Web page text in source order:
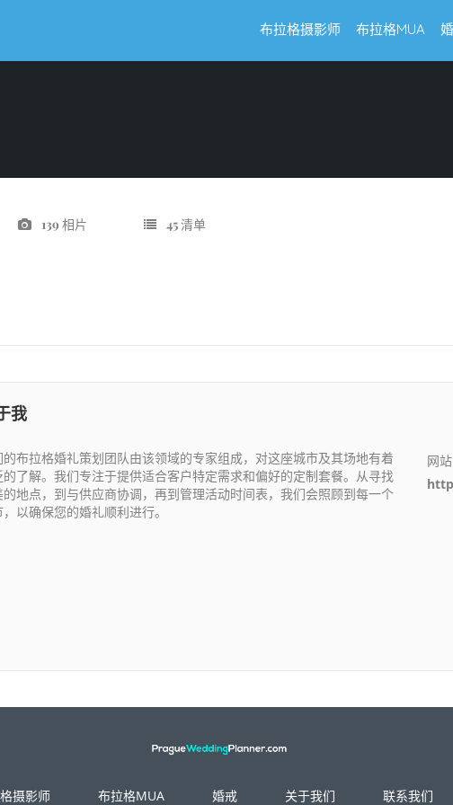
布拉格摄影师 布拉格MUA
139 相片 45清单
我
的布拉格婚礼策划团队由该领域的专家组成，对这座城市及其场地有着
的了解。我们专注于提供适合客户特定需求和偏好的定制套餐。从寻找
的地点，到与供应商协调，再到管理活动时间表，我们会照顾到每一个
以确保您的婚礼顺利进行。
网站
摄影师 布拉格MUA 婚戒 关于我们 联系我们